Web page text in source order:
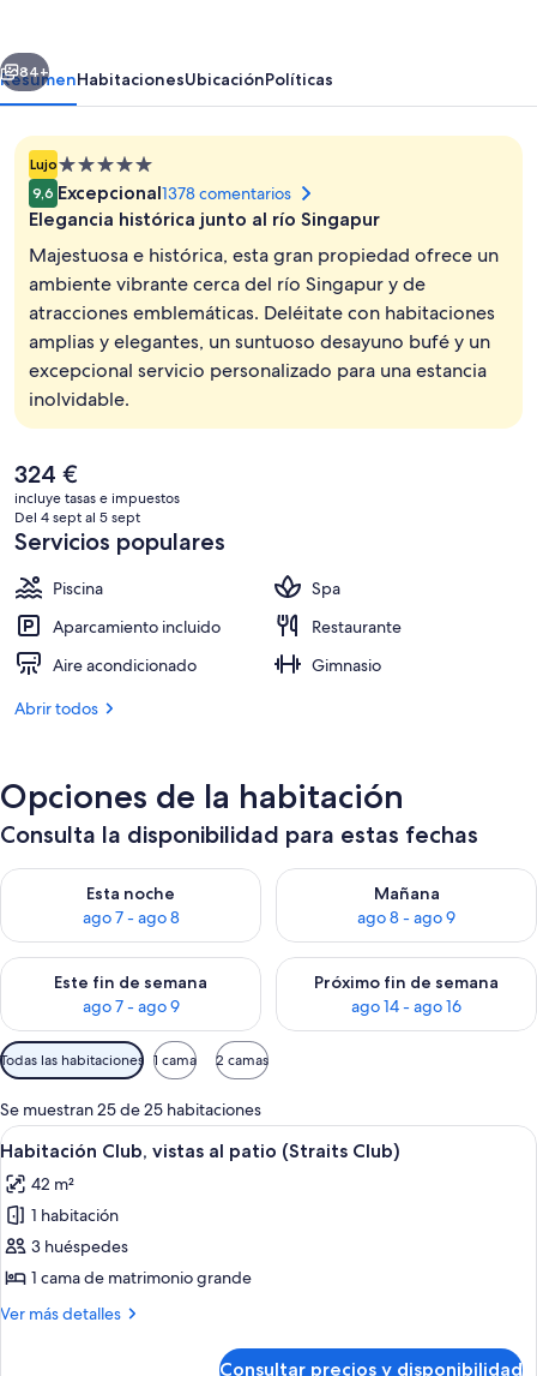
Escaleras
Siguiente
84+
ResumenHabitacionesUbicaciónPolíticas
LujoAlojamiento
de
5.0 estrellas
9,6 Excepcional1378 comentarios
Elegancia histórica junto al río Singapur
Majestuosa e histórica, esta gran propiedad ofrece un
ambiente vibrante cerca del río Singapur y de
atracciones emblemáticas. Deléitate con habitaciones
amplias y elegantes, un suntuoso desayuno bufé y un
excepcional servicio personalizado para una estancia
inolvidable.
El
precio
actual
es
de
324 €
324 €
incluye tasas e impuestos
Del 4 sept al 5 sept
Servicios populares
Piscina
Spa
Aparcamiento incluido
Restaurante
Aire acondicionado
Gimnasio
Abrir todos
Opciones de la habitación
Consulta la disponibilidad para estas fechas
Esta noche
ago 7 - ago 8
Consulta la disponibilidad para esta noche, ago 7 - ago 8
Mañana
ago 8 - ago 9
Consulta la disponibilidad
Este fin de semana
ago 7 - ago 9
Consulta la disponibilidad para este fin de semana, ago 7 -
Próximo fin de semana
ago 14 - ago 16
Consulta la disponibilidad
Filtros
disponibles
para
las
habitaciones
Todas las habitaciones 1 cama 2 camas
Se muestran 25 de 25 habitaciones
Abrir
todas
las
fotos
de
Habitación
Club,
Habitación de hotel con una cama,
9
Habitación Club, vistas al patio (Straits Club)
42 m²
1 habitación
3 huéspedes
1 cama de matrimonio grande
Ver más detalles
Más
Consultar precios y disponibilidad